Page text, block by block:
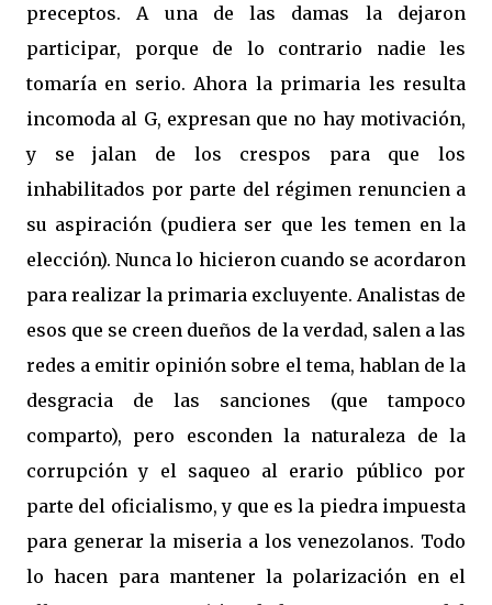
preceptos. A una de las damas la dejaron
participar, porque de lo contrario nadie les
tomaría en serio. Ahora la primaria les resulta
incomoda al G, expresan que no hay motivación,
y se jalan de los crespos para que los
inhabilitados por parte del régimen renuncien a
su aspiración (pudiera ser que les temen en la
elección). Nunca lo hicieron cuando se acordaron
para realizar la primaria excluyente. Analistas de
esos que se creen dueños de la verdad, salen a las
redes a emitir opinión sobre el tema, hablan de la
desgracia de las sanciones (que tampoco
comparto), pero esconden la naturaleza de la
corrupción y el saqueo al erario público por
parte del oficialismo, y que es la piedra impuesta
para generar la miseria a los venezolanos. Todo
lo hacen para mantener la polarización en el